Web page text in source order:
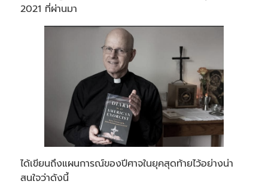
2021 ที่ผ่านมา
ได้เขียนถึงแผนการณ์ของปีศาจในยุคสุดท้ายไว้อย่างน่า
สนใจว่าดังนี้